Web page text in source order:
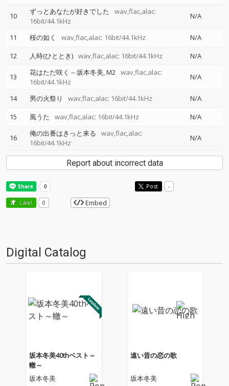
10 ずっとあなたが好きでした
wav,flac,alac:
16bit/44.1kHz
N/A
11 桜の如く wav,flac,alac: 16bit/44.1kHz
N/A
12
人時(ひととき) wav,flac,alac: 16bit/44.1kHz N/A
13 花はただ咲く --坂本冬美 M2 wav,flac,alac:
16bit/44.1kHz
N/A
14 男の火祭り wav,flac,alac: 16bit/44.1kHz
N/A
15
風うた wav,flac,alac: 16bit/44.1kHz N/A
16 俺の出番はきっと来る
wav,flac,alac:
16bit/44.1kHz
N/A
Report about incorrect data
Post -
Like! 0 Embed
Digital Catalog
坂本冬美40thベスト～
轍～
坂本冬美
遠い昔の恋の歌
坂本冬美